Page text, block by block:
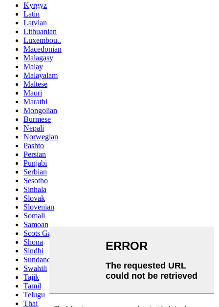
Kyrgyz
Latin
Latvian
Lithuanian
Luxembou..
Macedonian
Malagasy
Malay
Malayalam
Maltese
Maori
Marathi
Mongolian
Burmese
Nepali
Norwegian
Pashto
Persian
Punjabi
Serbian
Sesotho
Sinhala
Slovak
Slovenian
Somali
Samoan
Scots Gaelic
Shona
Sindhi
Sundanese
Swahili
Tajik
Tamil
Telugu
Thai